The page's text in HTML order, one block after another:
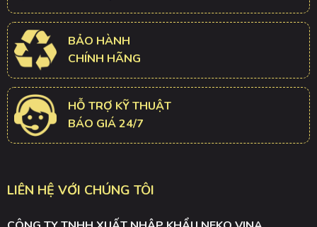
BẢO HÀNH
CHÍNH HÃNG
HỖ TRỢ KỸ THUẬT
BÁO GIÁ 24/7
LIÊN HỆ VỚI CHÚNG TÔI